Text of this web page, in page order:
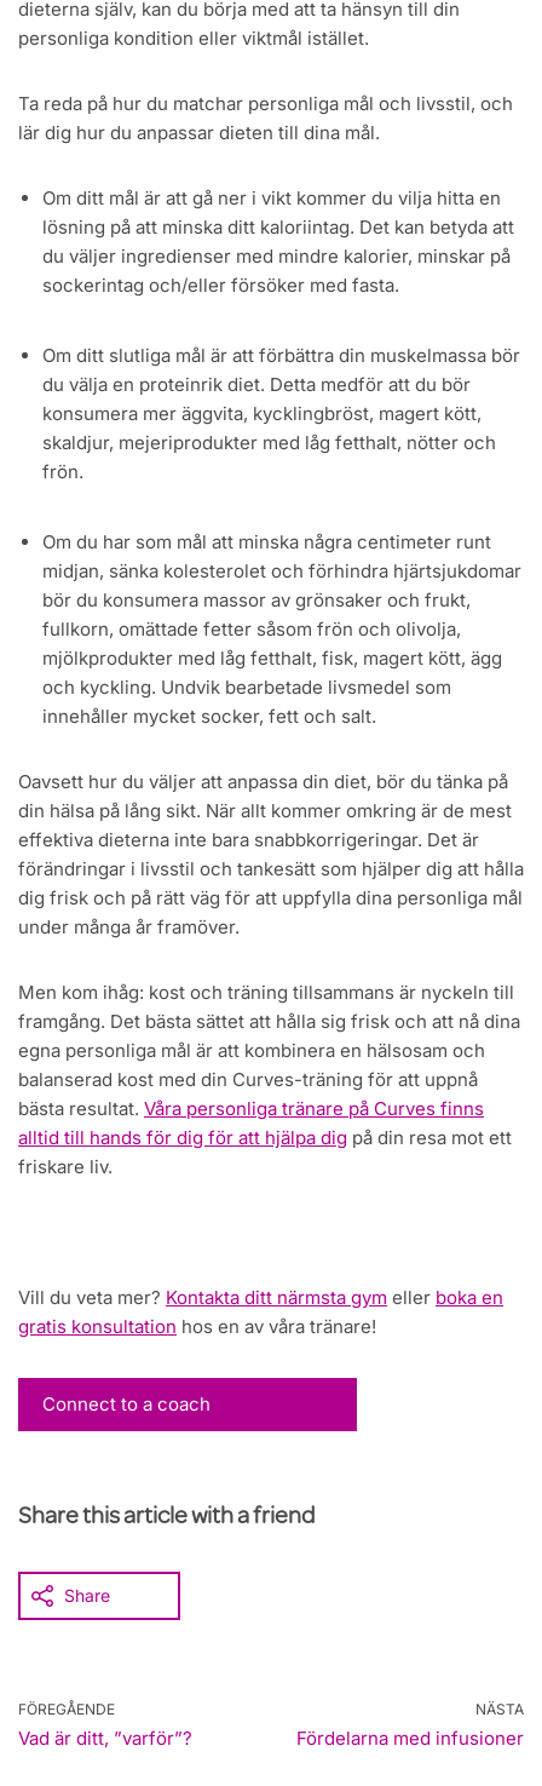
dieterna själv, kan du börja med att ta hänsyn till din
personliga kondition eller viktmål istället.
Ta reda på hur du matchar personliga mål och livsstil, och
lär dig hur du anpassar dieten till dina mål.
Om ditt mål är att gå ner i vikt kommer du vilja hitta en
lösning på att minska ditt kaloriintag. Det kan betyda att
du väljer ingredienser med mindre kalorier, minskar på
sockerintag och/eller försöker med fasta.
Om ditt slutliga mål är att förbättra din muskelmassa bör
du välja en proteinrik diet. Detta medför att du bör
konsumera mer äggvita, kycklingbröst, magert kött,
skaldjur, mejeriprodukter med låg fetthalt, nötter och
frön.
Om du har som mål att minska några centimeter runt
midjan, sänka kolesterolet och förhindra hjärtsjukdomar
bör du konsumera massor av grönsaker och frukt,
fullkorn, omättade fetter såsom frön och olivolja,
mjölkprodukter med låg fetthalt, fisk, magert kött, ägg
och kyckling. Undvik bearbetade livsmedel som
innehåller mycket socker, fett och salt.
Oavsett hur du väljer att anpassa din diet, bör du tänka på
din hälsa på lång sikt. När allt kommer omkring är de mest
effektiva dieterna inte bara snabbkorrigeringar. Det är
förändringar i livsstil och tankesätt som hjälper dig att hålla
dig frisk och på rätt väg för att uppfylla dina personliga mål
under många år framöver.
Men kom ihåg: kost och träning tillsammans är nyckeln till
framgång. Det bästa sättet att hålla sig frisk och att nå dina
egna personliga mål är att kombinera en hälsosam och
balanserad kost med din Curves-träning för att uppnå
bästa resultat. Våra personliga tränare på Curves finns
alltid till hands för dig för att hjälpa dig på din resa mot ett
friskare liv.
Vill du veta mer? Kontakta ditt närmsta gym eller boka en
gratis konsultation hos en av våra tränare!
Connect to a coach
Share this article with a friend
Share
FÖREGÅENDE
Vad är ditt, ”varför”?
NÄSTA
Fördelarna med infusioner